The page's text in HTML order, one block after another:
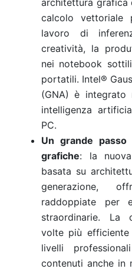
architettura
calcolo
lavoro di
creatività, la
nei notebook
portatili. Intel®
(GNA) è
intelligenza
PC.
Un grande
grafiche: la
basata su
generazione,
raddoppiate per
straordinarie. La
volte più efficiente
livelli
contenuti anche in